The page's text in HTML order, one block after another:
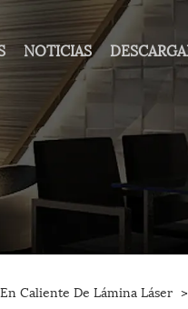
NOTICIAS
Caliente De Lámina Láser